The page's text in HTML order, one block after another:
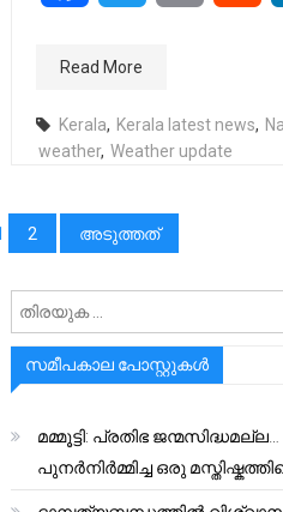
Read More
Kerala, Kerala latest news,
weather, Weather update
2 അടുത്തത്
സമീപകാല പോസ്റ്റുകൾ
മമ്മൂട്ടി: പ്രതിഭ
പുനർനിർമ്മിച്ച ഒരു